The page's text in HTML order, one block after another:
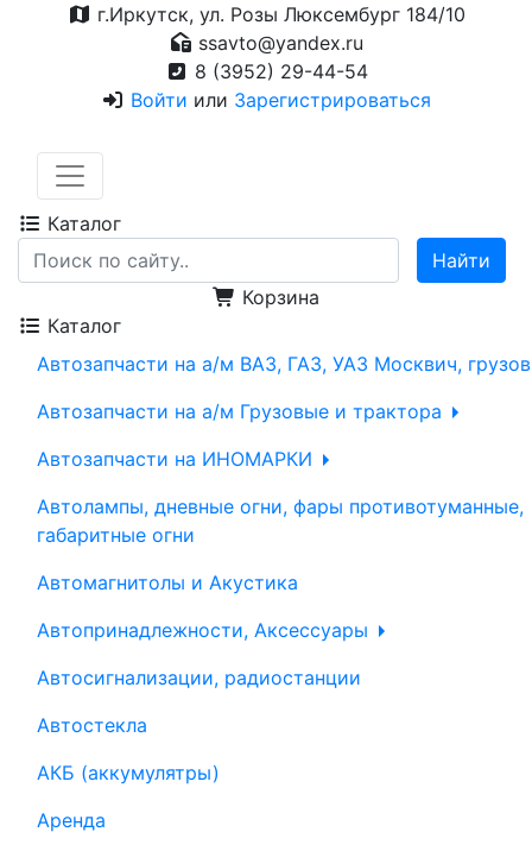
г.Иркутск, ул. Розы Люксембург 184/10
ssavto@yandex.ru
8 (3952) 29-44-54
Войти или Зарегистрироваться
Каталог
Корзина
Каталог
Автозапчасти на а/м ВАЗ, ГАЗ, УАЗ Москвич,
Автозапчасти на а/м Грузовые и трактора
Автозапчасти на ИНОМАРКИ
Автолампы, дневные огни, фары противотуманные,
габаритные огни
Автомагнитолы и Акустика
Автопринадлежности, Аксессуары
Автосигнализации, радиостанции
Автостекла
АКБ (аккумулятры)
Аренда